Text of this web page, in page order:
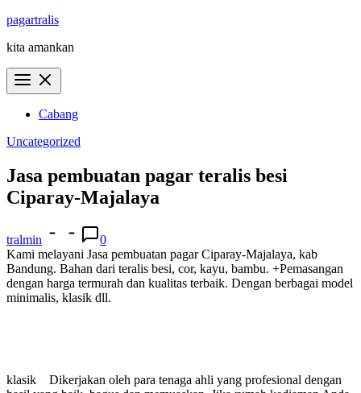
Skip
content
pagartralis
kita amankan
Cabang
Uncategorized
Jasa pembuatan pagar teralis besi
Ciparay-Majalaya
tralmin
0
Kami melayani Jasa pembuatan pagar Ciparay-Majalaya, kab
Bandung. Bahan dari teralis besi, cor, kayu, bambu. +Pemasangan
dengan harga termurah dan kualitas terbaik. Dengan berbagai model
minimalis, klasik dll.
klasik
Dikerjakan oleh para tenaga ahli yang profesional dengan